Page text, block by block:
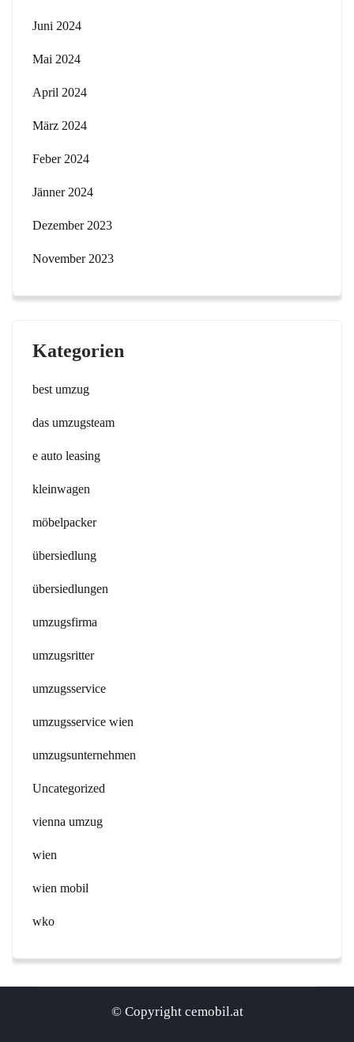
Juni 2024
Mai 2024
April 2024
März 2024
Feber 2024
Jänner 2024
Dezember 2023
November 2023
Kategorien
best umzug
das umzugsteam
e auto leasing
kleinwagen
möbelpacker
übersiedlung
übersiedlungen
umzugsfirma
umzugsritter
umzugsservice
umzugsservice wien
umzugsunternehmen
Uncategorized
vienna umzug
wien
wien mobil
wko
© Copyright cemobil.at